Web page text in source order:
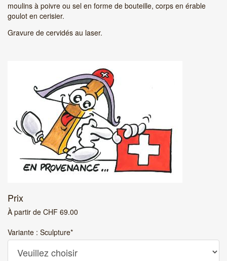
moulins à poivre ou sel en forme de bouteille, corps en érable
goulot en cerisier.
Gravure de cervidés au laser.
Prix
À partir de CHF 69.00
Variante : Sculpture*